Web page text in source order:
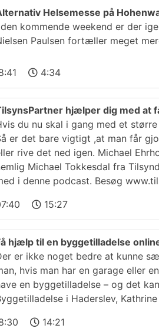
Helsemesse på
kommende weekend er der
Paulsen fortæller meget
4:34
hjælper dig med at
du nu skal i gang med et
er det bare vigtigt ,at man får
rive det ned igen. Michael
Michael Tokkesdal fra
i denne podcast. Besøg
15:27
hjælp til en byggetilladelse
er ikke noget bedre at kunne
hvis man har en garage eller
en byggetilladelse – og det
i Haderslev,
14:21